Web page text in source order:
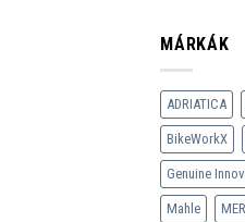
MÁRKÁK
ADRIATICA
BikeWorkX
Genuine
Mahle